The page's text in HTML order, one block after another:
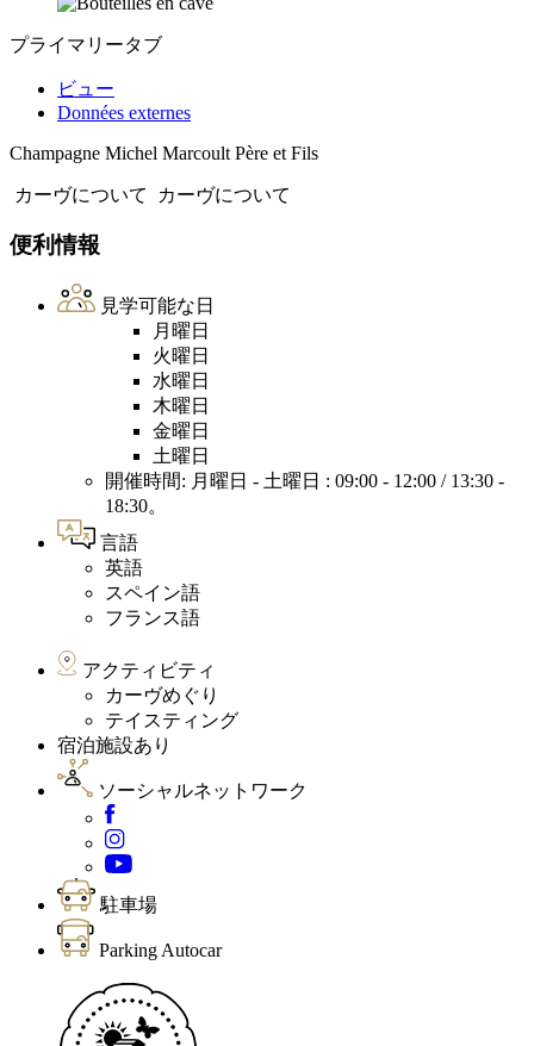
プライマリータブ
ビュー
Données externes
Champagne Michel Marcoult Père et Fils
カーヴについて カーヴについて
便利情報
見学可能な日
月曜日
火曜日
水曜日
木曜日
金曜日
土曜日
開催時間: 月曜日 - 土曜日 : 09:00 - 12:00 / 13:30 -
18:30。
言語
英語
スペイン語
フランス語
アクティビティ
カーヴめぐり
テイスティング
宿泊施設あり
ソーシャルネットワーク
駐車場
Parking Autocar